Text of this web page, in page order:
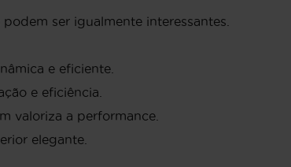
ser igualmente interessantes.
e eficiente.
e eficiência.
valoriza a performance.
elegante.